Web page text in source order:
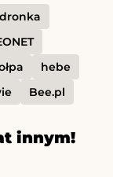
hebe
Bee.pl
innym!